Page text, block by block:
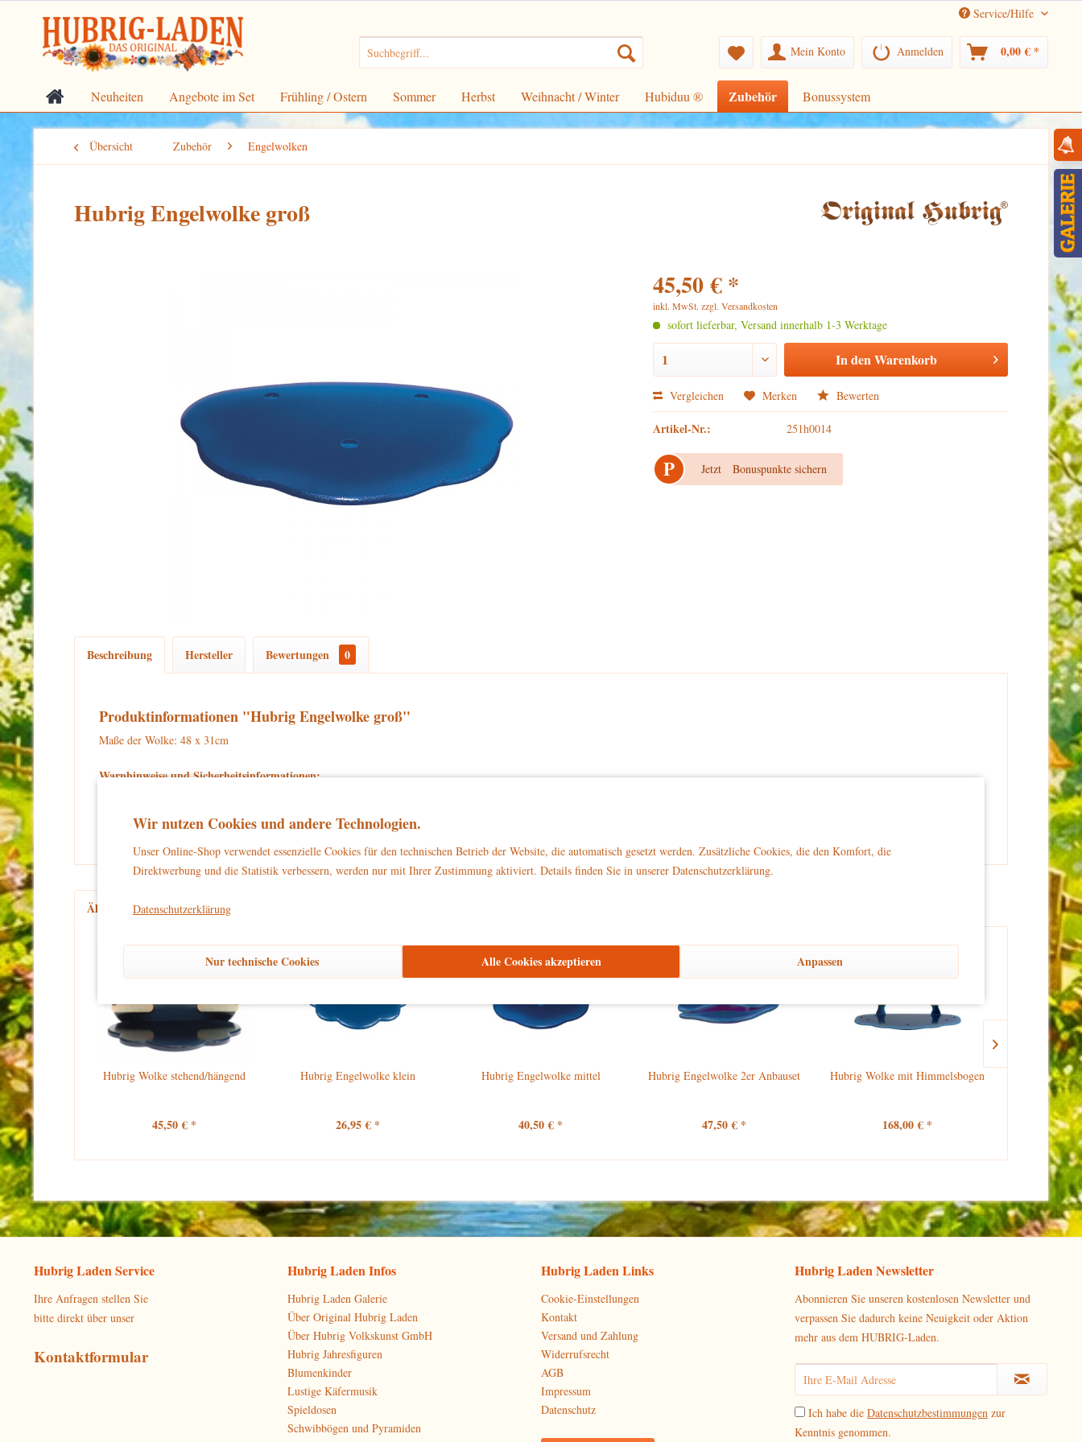
Service/Hilfe
Mein Konto Anmelden 0,00 € *
Neuheiten Angebote im Set Frühling / Ostern Sommer Herbst Weihnacht / Winter Hubiduu ® Zubehör Bonussystem
Übersicht Zubehör Engelwolken
Hubrig Engelwolke groß
45,50 € *
inkl. MwSt.zzgl. Versandkosten
sofort lieferbar, Versand innerhalb 1-3 Werktage
In denWarenkorb
Vergleichen Merken Bewerten
Artikel-Nr.: 251h0014
P Jetzt Bonuspunkte sichern
Beschreibung Hersteller Bewertungen 0
Produktinformationen "Hubrig Engelwolke groß"
Maße der Wolke: 48 x 31cm
Warnhinweise und Sicherheitsinformationen:
Ähnliche Artikel Kunden kauften auch
Hubrig Wolke stehend/hängend
45,50 € *
Hubrig Engelwolke klein
26,95 € *
Hubrig Engelwolke mittel
40,50 € *
Hubrig Engelwolke 2er Anbauset
47,50 € *
Hubrig Wolke mit Himmelsbogen
168,00 € *
Hubrig
Hubrig Laden Service
Ihre Anfragen stellen Sie
bitte direkt über unser
Kontaktformular
Hubrig Laden Infos
Hubrig Laden Galerie
Über Original Hubrig Laden
Über Hubrig Volkskunst GmbH
Hubrig Jahresfiguren
Blumenkinder
Lustige Käfermusik
Spieldosen
Schwibbögen und Pyramiden
Hubrig Laden Links
Cookie-Einstellungen
Kontakt
Versand und Zahlung
Widerrufsrecht
AGB
Impressum
Datenschutz
Hubrig Laden Newsletter
Abonnieren Sie unseren kostenlosen Newsletter und
verpassen Sie dadurch keine Neuigkeit oder Aktion
mehr aus dem HUBRIG-Laden.
Ich habe die Datenschutzbestimmungen zur
Kenntnis genommen.
Wir nutzen Cookies und andere Technologien.
Unser Online-Shop verwendet essenzielle Cookies für den technischen Betrieb der Website, die automatisch gesetzt werden. Zusätzliche Cookies, die den Komfort, die
Direktwerbung und die Statistik verbessern, werden nur mit Ihrer Zustimmung aktiviert. Details finden Sie in unserer Datenschutzerklärung.
Datenschutzerklärung
Nur technische Cookies Alle Cookies akzeptieren Anpassen